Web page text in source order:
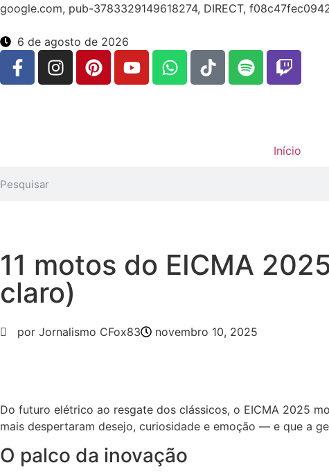
google.com, pub-3783329149618274, DIRECT,
6 de agosto de 2026
Início
11 motos do EICMA
claro)
por Jornalismo CFox83 novembro 10, 2025
Do futuro elétrico ao resgate dos clássicos, o EICMA 2025
mais despertaram desejo, curiosidade e emoção — e que a
O palco da inovação